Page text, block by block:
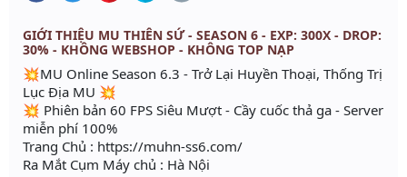
GIỚI THIỆU MU THIÊN SỨ - SEASON 6 - EXP: 300X - DROP:
30% - KHÔNG WEBSHOP - KHÔNG TOP NẠP
💥MU Online Season 6.3 - Trở Lại Huyền Thoại, Thống Trị
Lục Địa MU 💥
💥 Phiên bản 60 FPS Siêu Mượt - Cầy cuốc thả ga - Server
miễn phí 100%
Trang Chủ : https://muhn-ss6.com/
Ra Mắt Cụm Máy chủ : Hà Nội